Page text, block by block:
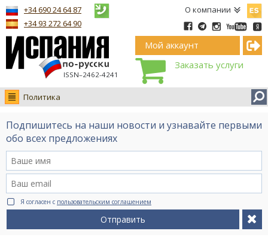
О компании
ISSN–2462-4241
+34 690 24 64 87
+34 93 272 64 90
Мой аккаунт
Заказать услуги
Политика
Новости
Интервью
Видео Ruso.TV
BCN life
Сервис на немецком
Подпишитесь на наши новости и узнавайте первыми
обо всех предложениях
Я согласен с пользовательским соглашением
Отправить